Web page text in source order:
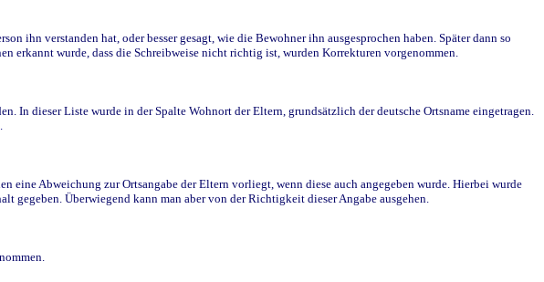
ihn verstanden hat, oder besser gesagt, wie die Bewohner ihn ausgesprochen haben. Später dann so
erkannt wurde, dass die Schreibweise nicht richtig ist, wurden Korrekturen vorgenommen.
In dieser Liste wurde in der Spalte Wohnort der Eltern, grundsätzlich der deutsche Ortsname eingetragen.
eine Abweichung zur Ortsangabe der Eltern vorliegt, wenn diese auch angegeben wurde. Hierbei wurde
gegeben. Überwiegend kann man aber von der Richtigkeit dieser Angabe ausgehen.